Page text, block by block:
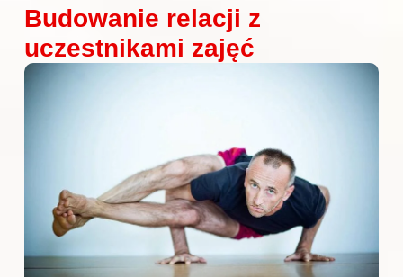
Budowanie relacji z
uczestnikami zajęć